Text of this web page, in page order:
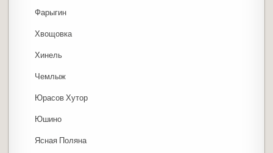
Фарыгин
Хвощовка
Хинель
Чемлыж
Юрасов Хутор
Юшино
Ясная Поляна